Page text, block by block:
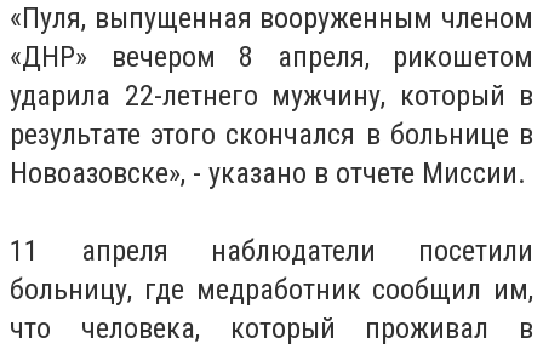
«Пуля, выпущенная вооруженным членом
«ДНР» вечером 8 апреля, рикошетом
ударила 22-летнего мужчину, который в
результате этого скончался в больнице в
Новоазовске», - указано в отчете Миссии.
11 апреля наблюдатели посетили
больницу, где медработник сообщил им,
что человека, который проживал в